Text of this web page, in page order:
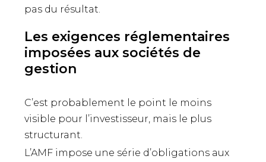
pas du résultat.
Les exigences réglementaires
imposées aux sociétés de
gestion
C’est probablement le point le moins
visible pour l’investisseur, mais le plus
structurant.
L’AMF impose une série d’obligations aux